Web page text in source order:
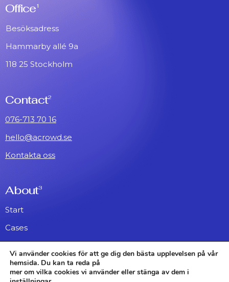
Office1
Besöksadress
Hammarby allé 9a
118 25 Stockholm
Contact2
076-713 70 16
hello@acrowd.se
Kontakta oss
About3
Start
Cases
Instagram
Vi använder cookies för att ge dig den bästa upplevelsen på vår
hemsida. Du kan ta reda på
mer om vilka cookies vi använder eller stänga av dem i